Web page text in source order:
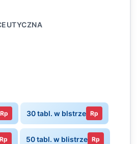
Rp 30 tabl. w blstrze Rp
Rp 50 tabl. w blistrze Rp